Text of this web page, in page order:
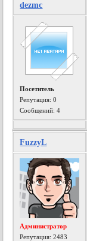
dezmc
Посетитель
Репутация:0
Сообщений: 4
FuzzyL
Администратор
Репутация:2483